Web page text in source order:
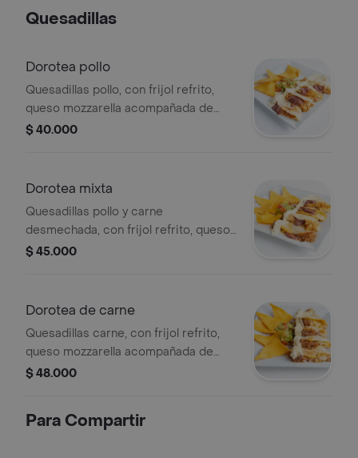
Quesadillas
Dorotea pollo
Quesadillas pollo, con frijol refrito,
queso mozzarella acompañada de
totopos, guacamole artesanal, sour
$ 40.000
Dorotea mixta
Quesadillas pollo y carne
desmechada, con frijol refrito, queso
mozzarella acompañada de totopos,
$ 45.000
Dorotea de carne
Quesadillas carne, con frijol refrito,
queso mozzarella acompañada de
totopos, guacamole artesanal, sour
$ 48.000
Para Compartir